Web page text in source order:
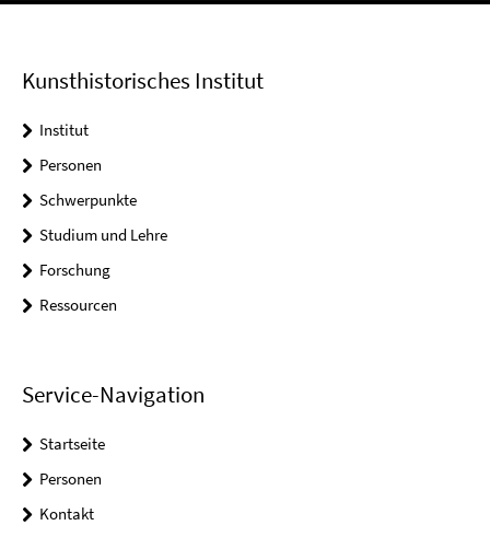
Kunsthistorisches Institut
Institut
Personen
Schwerpunkte
Studium und Lehre
Forschung
Ressourcen
Service-Navigation
Startseite
Personen
Kontakt